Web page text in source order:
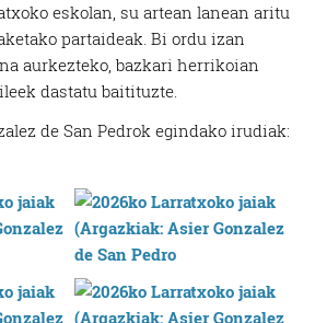
eskolan, su artean lanean aritu
partaideak. Bi ordu izan
aurkezteko, bazkari herrikoian
dastatu baitituzte.
de San Pedrok egindako irudiak: